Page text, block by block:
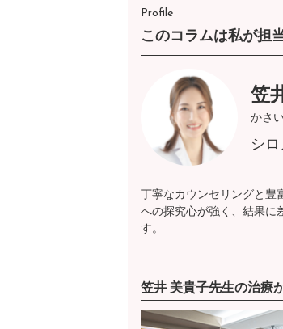
Profile
このコラムは私が担
笠
かさ
シ
丁寧なカウンセリングと豊
への探究心が強く、結果に
す。
笠井 美貴子先生の治療